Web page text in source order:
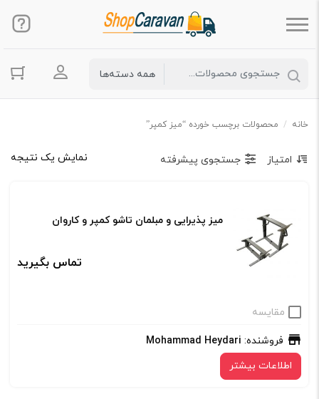
ورود به
خانه / محصولات برچسب خورده “میز کمپر”
نمایش یک نتیجه امتیاز جستجوی پیشرفته
میز پذیرایی و مبلمان تاشو کمپر و کاروان
تماس بگیرید
مقایسه
فروشنده: Mohammad Heydari
اطلاعات بیشتر